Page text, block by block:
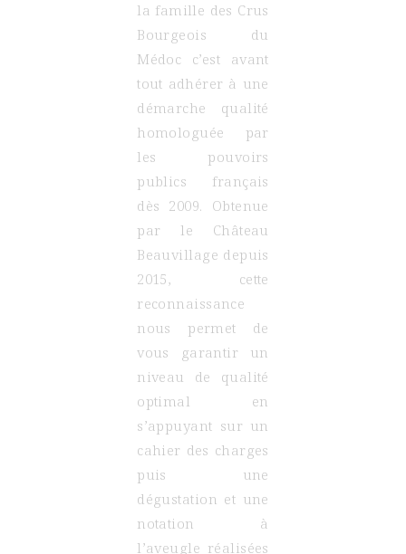
la famille des Crus
Bourgeois du
Médoc c’est avant
tout adhérer à une
démarche qualité
homologuée par
les pouvoirs
publics français
dès 2009. Obtenue
par le Château
Beauvillage depuis
2015, cette
reconnaissance
nous permet de
vous garantir un
niveau de qualité
optimal
en
s’appuyant sur un
cahier des charges
puis une
dégustation et une
notation à
l’aveugle réalisées